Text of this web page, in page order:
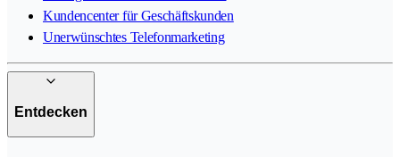
Kundencenter für Geschäftskunden
Unerwünschtes Telefonmarketing
Entdecken